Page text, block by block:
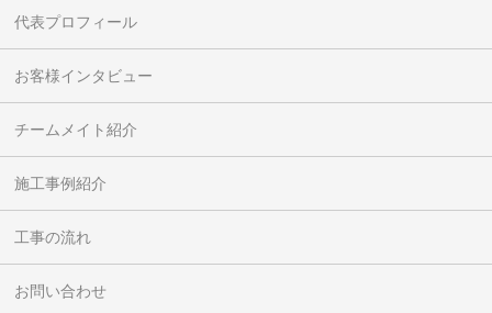
代表プロフィール
お客様インタビュー
チームメイト紹介
施工事例紹介
工事の流れ
お問い合わせ